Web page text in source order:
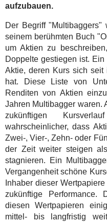
aufzubauen.
Der Begriff
seinem berühmten Buch
um Aktien zu
Doppelte gestiegen ist.
Aktie, deren Kurs sich seit
hat. Diese Liste von
Renditen von Aktien
Jahren Multibagger waren.
zukünftigen
wahrscheinlicher, dass
Zwei-, Vier-, Zehn- oder
der Zeit weiter steigen
stagnieren. Ein
Vergangenheit schöne
Inhaber dieser
zukünftige Performance.
diesen Wertpapieren
mittel- bis langfristig